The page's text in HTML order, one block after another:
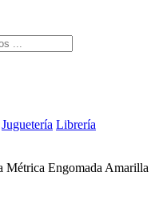
Juguetería Librería
Métrica Engomada Amarilla